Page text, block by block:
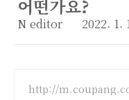
어떤가요?
N editor 2022. 1.
http://